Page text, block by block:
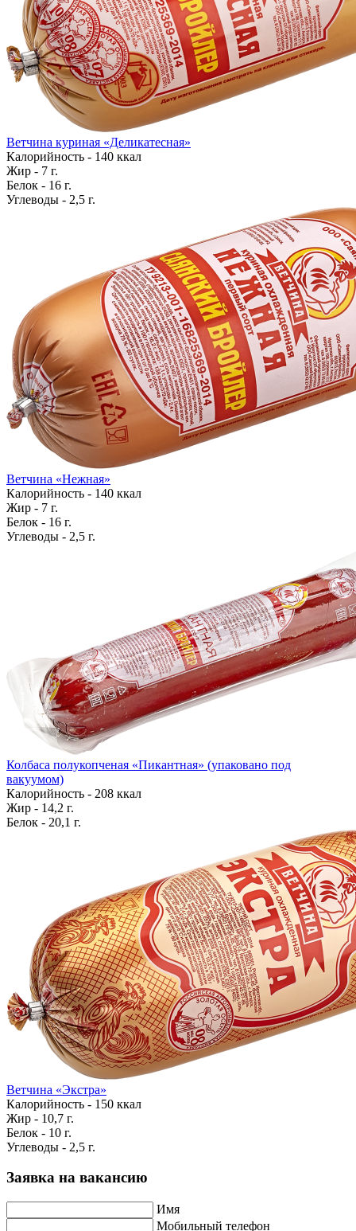
Ветчина куриная «Деликатесная»
Калорийность - 140 ккал
Жир - 7 г.
Белок - 16 г.
Углеводы - 2,5 г.
Ветчина «Нежная»
Калорийность - 140 ккал
Жир - 7 г.
Белок - 16 г.
Углеводы - 2,5 г.
Колбаса полукопченая «Пикантная» (упаковано под
вакуумом)
Калорийность - 208 ккал
Жир - 14,2 г.
Белок - 20,1 г.
Ветчина «Экстра»
Калорийность - 150 ккал
Жир - 10,7 г.
Белок - 10 г.
Углеводы - 2,5 г.
Заявка на вакансию
Имя
Мобильный телефон